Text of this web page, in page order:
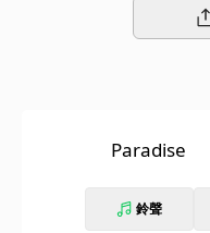
Paradise
鈴聲